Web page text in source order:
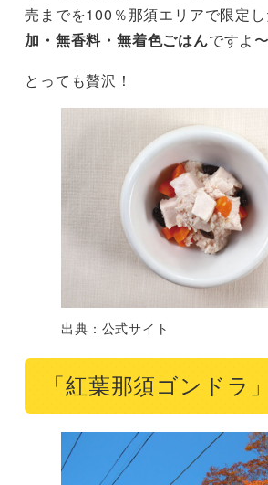
売までを100％那須エリアで限定し
加・無香料・無着色ごはんですよ〜
とっても贅沢！
出典：公式サイト
「紅葉那須ゴンドラ